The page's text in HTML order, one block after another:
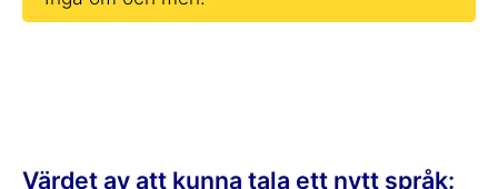
Värdet av att kunna tala ett nytt språk: